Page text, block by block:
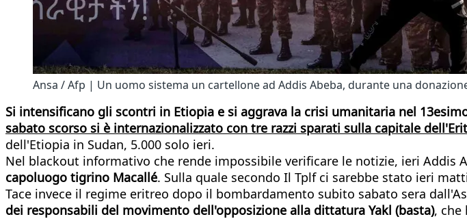
Ansa / Afp | Un uomo sistema un cartellone ad Addis Abeba, durante una
Si intensificano gli scontri in Etiopia e si aggrava la crisi umanitaria nel
sabato scorso si è internazionalizzato con tre razzi sparati sulla capitale
dell'Etiopia in Sudan, 5.000 solo ieri.
Nel blackout informativo che rende impossibile verificare le notizie, ieri Addis
capoluogo tigrino Macallé. Sulla quale secondo Il Tplf ci sarebbe stato ieri
Tace invece il regime eritreo dopo il bombardamento subito sabato sera
dei responsabili del movimento dell'opposizione alla dittatura Yakl (basta), che